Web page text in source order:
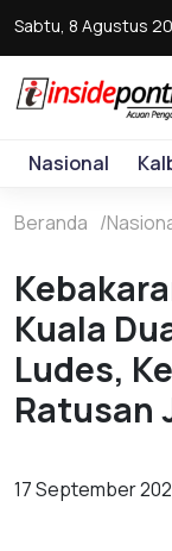
Sabtu, 8 Agustus
Nasional
Beranda
Kuala
Ludes,
Ratusan
17 September